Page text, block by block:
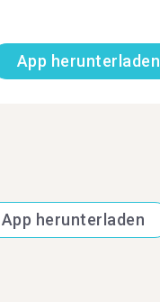
App herunterladen
App herunterladen